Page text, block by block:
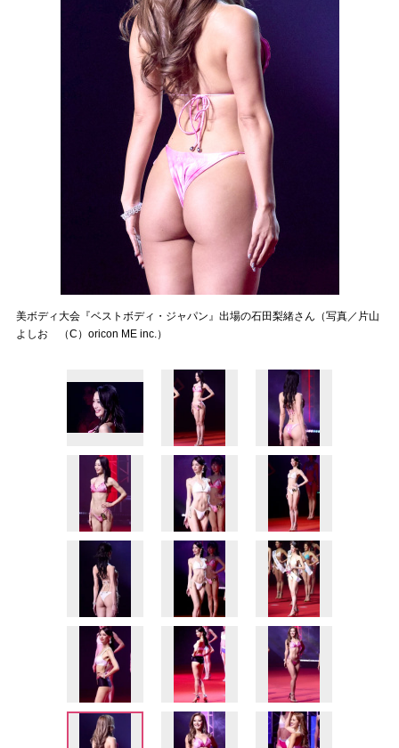
美ボディ大会『ベストボディ・ジャパン』出場の石田梨緒さん（写真／片山
よしお （C）oricon ME inc.）